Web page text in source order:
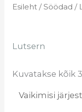
Esileht /Söödad /
Lutsern
Kuvatakse kõik